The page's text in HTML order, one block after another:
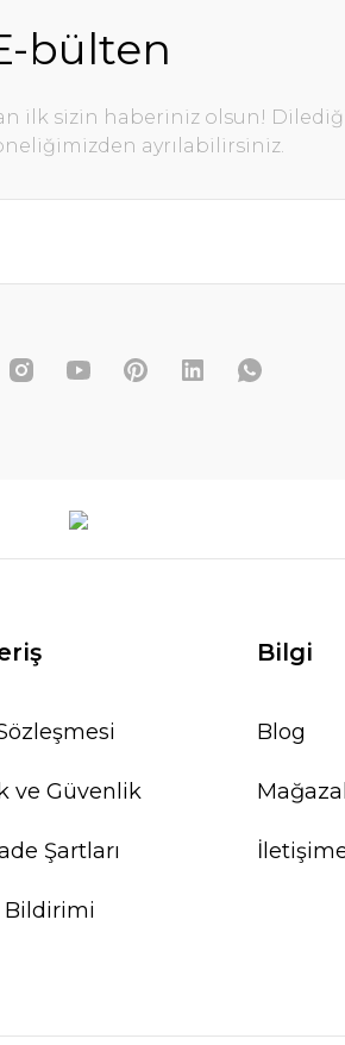
bülten
ilk sizin haberiniz olsun!
ayrılabilirsiniz.
ve Güvenlik
Şartları
Bildirimi
Bilgi
Blog